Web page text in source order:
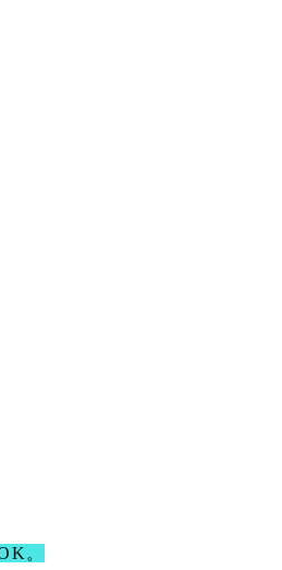
。